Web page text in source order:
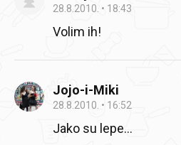
28.8.2010. 18:43
Volim ih!
Jojo-i-Miki
28.8.2010. 16:52
Jako su lepe…